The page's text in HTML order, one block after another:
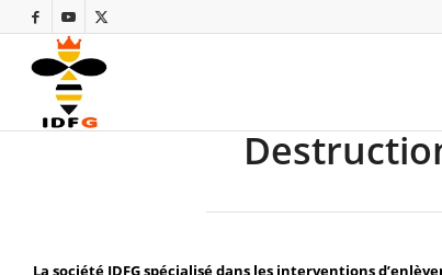
La société IDFG spécialisé dans les interventions